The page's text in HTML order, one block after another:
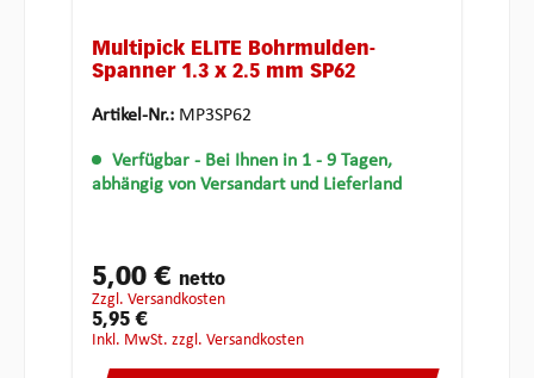
Multipick ELITE Bohrmulden-
Spanner 1.3 x 2.5 mm SP62
Artikel-Nr.: MP3SP62
Verfügbar - Bei Ihnen in 1 - 9 Tagen,
abhängig von Versandart und Lieferland
5,00 € netto
zzgl. Versandkosten
5,95 €
inkl. MwSt. zzgl. Versandkosten